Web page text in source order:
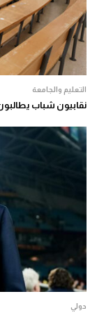
التعليم والجامعة
نقابيون شباب
دولي